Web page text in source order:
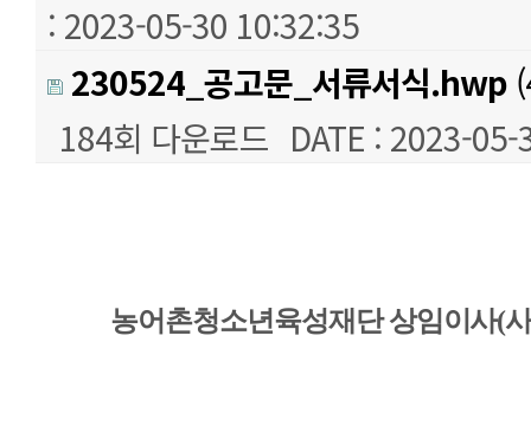
: 2023-05-30 10:32:35
230524_공고문_서류서식.hwp
184회 다운로드 DATE : 2023-
농어촌청소년육성재단 상임이사(